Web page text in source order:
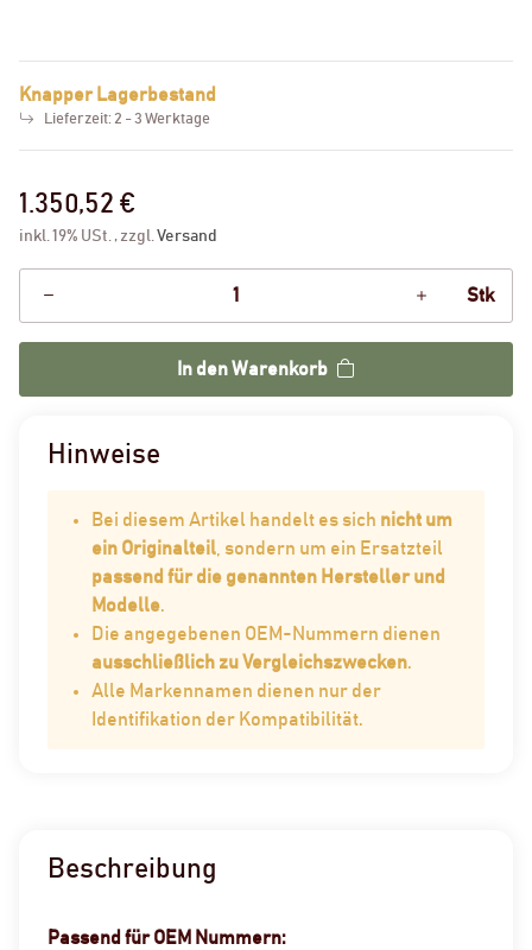
Knapper Lagerbestand
Lieferzeit: 2 - 3 Werktage
1.350,52 €
inkl. 19% USt. , zzgl.Versand
Stk
In den Warenkorb
Hinweise
Bei diesem Artikel handelt es sich nicht um
ein Originalteil , sondern um ein Ersatzteil
passend für die genannten Hersteller und
Modelle.
Die angegebenen OEM-Nummern dienen
ausschließlich zu Vergleichszwecken.
Alle Markennamen dienen nur der
Identifikation der Kompatibilität.
Beschreibung
Passend für OEM Nummern: